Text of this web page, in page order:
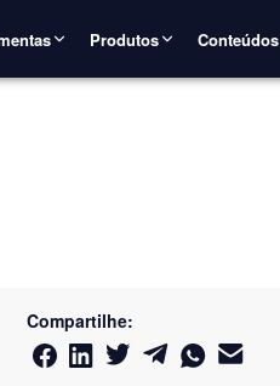
Produtos Conteúdos
Compartilhe: